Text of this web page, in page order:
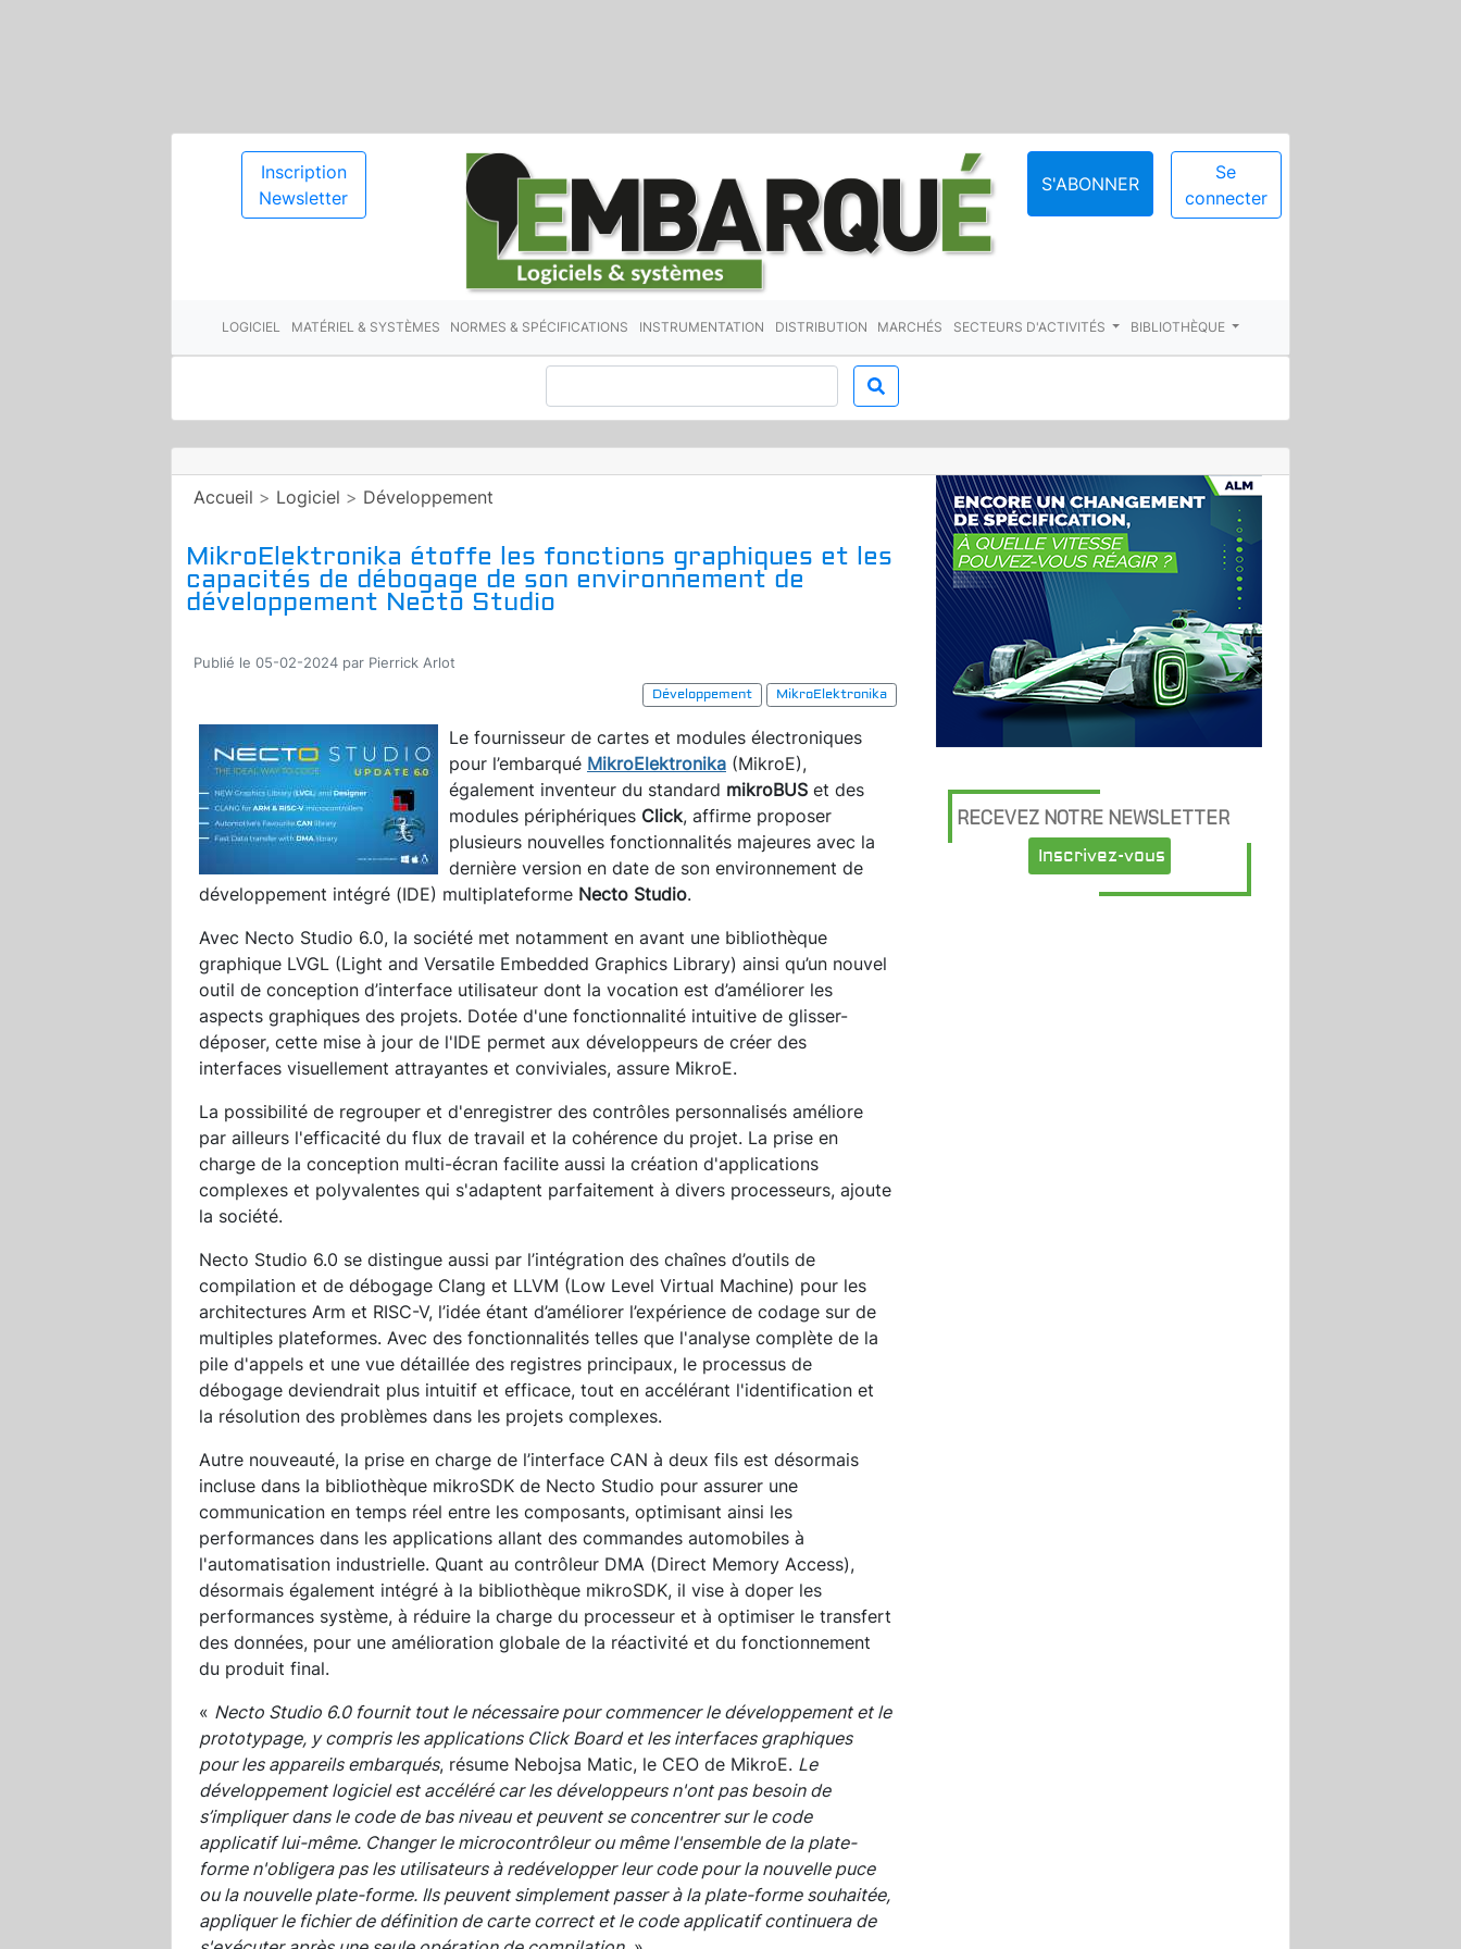
Inscription
Newsletter
S'ABONNER
Se
connecter
LOGICIEL MATÉRIEL & SYSTÈMES NORMES & SPÉCIFICATIONS INSTRUMENTATION DISTRIBUTION MARCHÉS SECTEURS D'ACTIVITÉS BIBLIOTHÈQUE
Accueil > Logiciel > Développement
MikroElektronika étoffe les fonctions graphiques et les
capacités de débogage de son environnement de
développement Necto Studio
Publié le 05-02-2024 par Pierrick Arlot
Développement
MikroElektronika
Le fournisseur de cartes et modules électroniques
pour l’embarqué MikroElektronika (MikroE),
également inventeur du standard mikroBUS et des
modules périphériques Click, affirme proposer
plusieurs nouvelles fonctionnalités majeures avec la
dernière version en date de son environnement de
développement intégré (IDE) multiplateforme Necto Studio.
Avec Necto Studio 6.0, la société met notamment en avant une bibliothèque
graphique LVGL (Light and Versatile Embedded Graphics Library) ainsi qu’un nouvel
outil de conception d’interface utilisateur dont la vocation est d’améliorer les
aspects graphiques des projets. Dotée d'une fonctionnalité intuitive de glisser-
déposer, cette mise à jour de l'IDE permet aux développeurs de créer des
interfaces visuellement attrayantes et conviviales, assure MikroE.
La possibilité de regrouper et d'enregistrer des contrôles personnalisés améliore
par ailleurs l'efficacité du flux de travail et la cohérence du projet. La prise en
charge de la conception multi-écran facilite aussi la création d'applications
complexes et polyvalentes qui s'adaptent parfaitement à divers processeurs, ajoute
la société.
Necto Studio 6.0 se distingue aussi par l’intégration des chaînes d’outils de
compilation et de débogage Clang et LLVM (Low Level Virtual Machine) pour les
architectures Arm et RISC-V, l’idée étant d’améliorer l’expérience de codage sur de
multiples plateformes. Avec des fonctionnalités telles que l'analyse complète de la
pile d'appels et une vue détaillée des registres principaux, le processus de
débogage deviendrait plus intuitif et efficace, tout en accélérant l'identification et
la résolution des problèmes dans les projets complexes.
Autre nouveauté, la prise en charge de l’interface CAN à deux fils est désormais
incluse dans la bibliothèque mikroSDK de Necto Studio pour assurer une
communication en temps réel entre les composants, optimisant ainsi les
performances dans les applications allant des commandes automobiles à
l'automatisation industrielle. Quant au contrôleur DMA (Direct Memory Access),
désormais également intégré à la bibliothèque mikroSDK, il vise à doper les
performances système, à réduire la charge du processeur et à optimiser le transfert
des données, pour une amélioration globale de la réactivité et du fonctionnement
du produit final.
« Necto Studio 6.0 fournit tout le nécessaire pour commencer le développement et le
prototypage, y compris les applications Click Board et les interfaces graphiques
pour les appareils embarqués, résume Nebojsa Matic, le CEO de MikroE. Le
développement logiciel est accéléré car les développeurs n'ont pas besoin de
s’impliquer dans le code de bas niveau et peuvent se concentrer sur le code
applicatif lui-même. Changer le microcontrôleur ou même l'ensemble de la plate-
forme n'obligera pas les utilisateurs à redévelopper leur code pour la nouvelle puce
ou la nouvelle plate-forme. Ils peuvent simplement passer à la plate-forme souhaitée,
appliquer le fichier de définition de carte correct et le code applicatif continuera de
RECEVEZ NOTRE NEWSLETTER
Inscrivez-vous